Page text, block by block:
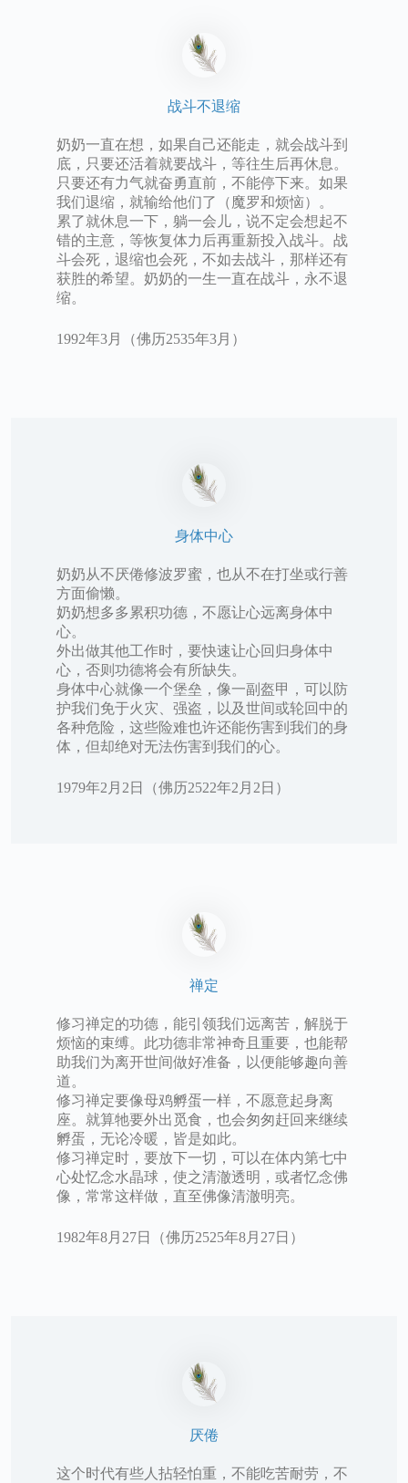
战斗不退缩
奶奶一直在想，如果自己还能走，就会战斗到
底，只要还活着就要战斗，等往生后再休息。
只要还有力气就奋勇直前，不能停下来。如果
我们退缩，就输给他们了（魔罗和烦恼）。
累了就休息一下，躺一会儿，说不定会想起不
错的主意，等恢复体力后再重新投入战斗。战
斗会死，退缩也会死，不如去战斗，那样还有
获胜的希望。奶奶的一生一直在战斗，永不退
缩。
1992年3月（佛历2535年3月）
身体中心
奶奶从不厌倦修波罗蜜，也从不在打坐或行善
方面偷懒。
奶奶想多多累积功德，不愿让心远离身体中
心。
外出做其他工作时，要快速让心回归身体中
心，否则功德将会有所缺失。
身体中心就像一个堡垒，像一副盔甲，可以防
护我们免于火灾、强盗，以及世间或轮回中的
各种危险，这些险难也许还能伤害到我们的身
体，但却绝对无法伤害到我们的心。
1979年2月2日（佛历2522年2月2日）
禅定
修习禅定的功德，能引领我们远离苦，解脱于
烦恼的束缚。此功德非常神奇且重要，也能帮
助我们为离开世间做好准备，以便能够趣向善
道。
修习禅定要像母鸡孵蛋一样，不愿意起身离
座。就算牠要外出觅食，也会匆匆赶回来继续
孵蛋，无论冷暖，皆是如此。
修习禅定时，要放下一切，可以在体内第七中
心处忆念水晶球，使之清澈透明，或者忆念佛
像，常常这样做，直至佛像清澈明亮。
1982年8月27日（佛历2525年8月27日）
厌倦
这个时代有些人拈轻怕重，不能吃苦耐劳，不